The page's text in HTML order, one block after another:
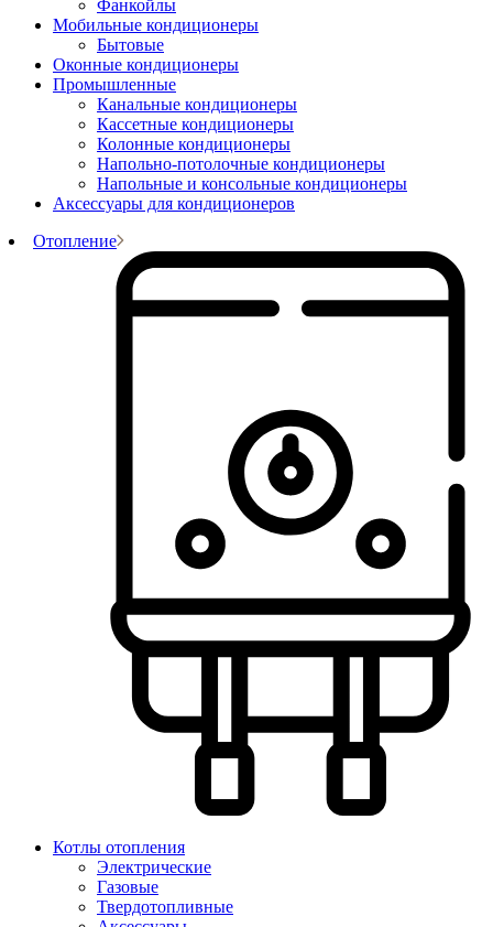
Фанкойлы
Мобильные кондиционеры
Бытовые
Оконные кондиционеры
Промышленные
Канальные кондиционеры
Кассетные кондиционеры
Колонные кондиционеры
Напольно-потолочные кондиционеры
Напольные и консольные кондиционеры
Аксессуары для кондиционеров
Отопление
Котлы отопления
Электрические
Газовые
Твердотопливные